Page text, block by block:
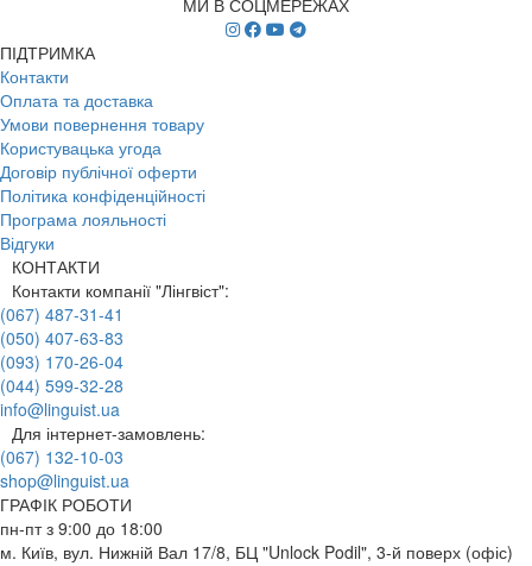
МИ В СОЦМЕРЕЖАХ
ПІДТРИМКА
Контакти
Оплата та доставка
Умови повернення товару
Користувацька угода
Договір публічної оферти
Політика конфіденційності
Програма лояльності
Відгуки
КОНТАКТИ
Контакти компанії "Лінгвіст":
(067) 487-31-41
(050) 407-63-83
(093) 170-26-04
(044) 599-32-28
info@linguist.ua
Для інтернет-замовлень:
(067) 132-10-03
shop@linguist.ua
ГРАФІК РОБОТИ
пн-пт з 9:00 до 18:00
м. Київ, вул. Нижній Вал 17/8, БЦ "Unlock Podil", 3-й поверх (офіс)